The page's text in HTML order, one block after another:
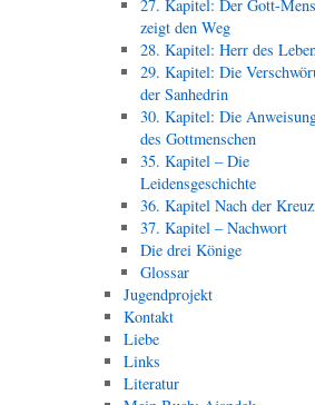
27. Kapitel: Der Gott-
zeigt den Weg
28. Kapitel: Herr des
29. Kapitel: Die
der Sanhedrin
30. Kapitel: Die
des Gottmenschen
35. Kapitel – Die
Leidensgeschichte
36. Kapitel Nach der
37. Kapitel – Nachwort
Die drei Könige
Glossar
Jugendprojekt
Kontakt
Liebe
Links
Literatur